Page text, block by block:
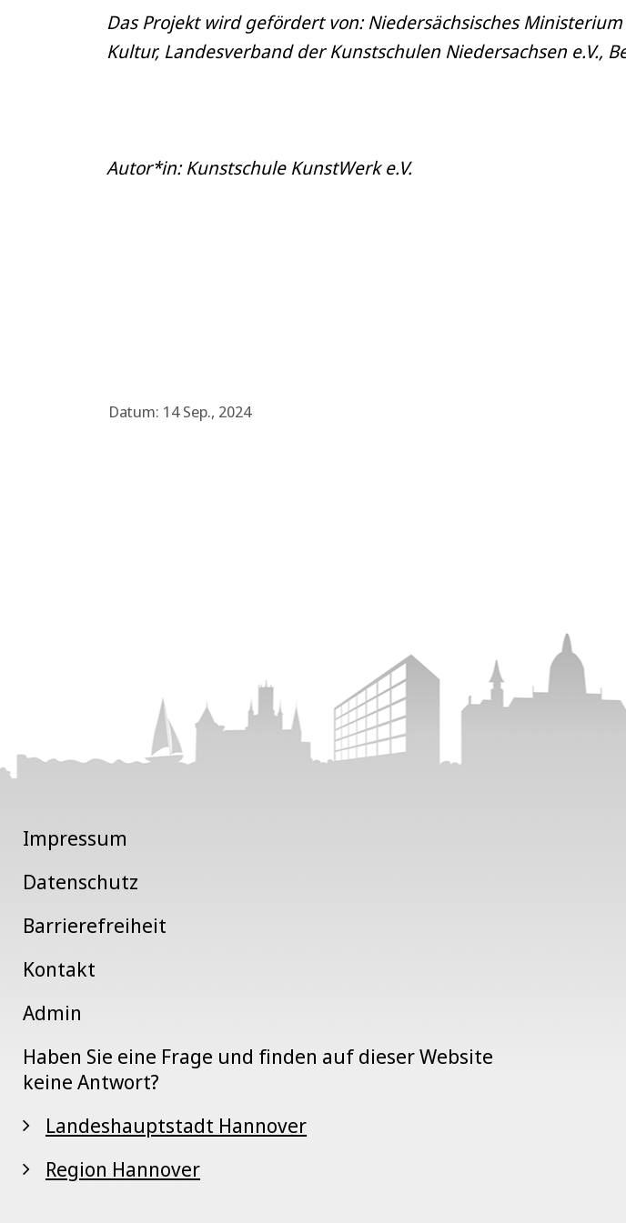
Das Projekt wird gefördert von: Niedersächsisches
Kultur, Landesverband der Kunstschulen Niedersachsen e.V.,
Autor*in: Kunstschule KunstWerk e.V.
Datum: 14 Sep., 2024
Impressum
Datenschutz
Barrierefreiheit
Kontakt
Admin
Haben Sie eine Frage und finden auf dieser Website
keine Antwort?
Landeshauptstadt Hannover
Region Hannover